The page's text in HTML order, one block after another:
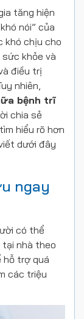
tăng hiện
nói” của
khó chịu cho
khỏe và
điều trị
nhiên,
bệnh trĩ
chia sẻ
hiểu rõ hơn
dưới đây
ngay
có thể
nhà theo
hỗ trợ quá
các triệu